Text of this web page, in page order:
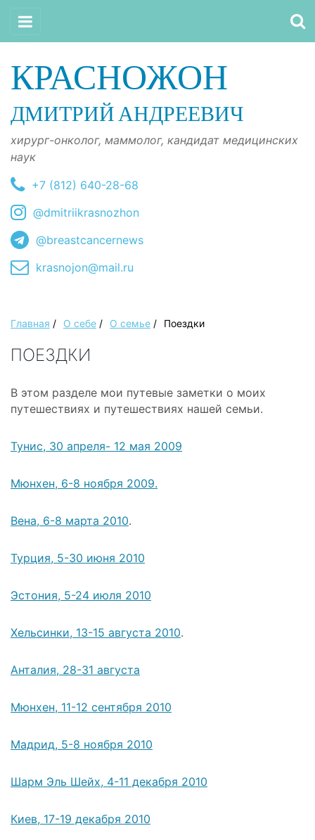
КРАСНОЖОН
ДМИТРИЙ АНДРЕЕВИЧ
хирург-онколог, маммолог, кандидат медицинских
наук
+7 (812) 640-28-68
@dmitriikrasnozhon
@breastcancernews
krasnojon@mail.ru
Главная / О себе / О семье / Поездки
ПОЕЗДКИ
В этом разделе мои путевые заметки о моих
путешествиях и путешествиях нашей семьи.
Тунис, 30 апреля- 12 мая 2009
Мюнхен, 6-8 ноября 2009.
Вена, 6-8 марта 2010.
Турция, 5-30 июня 2010
Эстония, 5-24 июля 2010
Хельсинки, 13-15 августа 2010.
Анталия, 28-31 августа
Мюнхен, 11-12 сентября 2010
Мадрид, 5-8 ноября 2010
Шарм Эль Шейх, 4-11 декабря 2010
Киев, 17-19 декабря 2010